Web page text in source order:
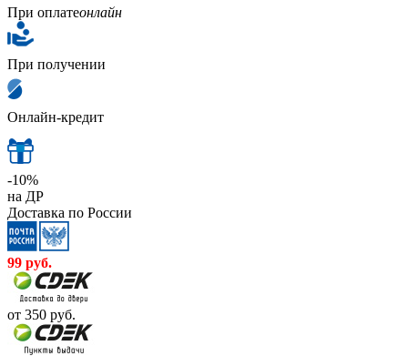
При оплатеонлайн
При получении
Онлайн-кредит
-10%
на ДР
Доставка по России
99 руб.
от 350 руб.